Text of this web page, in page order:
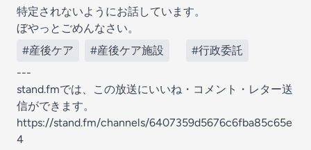
特定されないようにお話しています。
ぼやっとごめんなさい。
#産後ケア
#産後ケア施設
#行政委託
---
stand.fmでは、この放送にいいね・コメント・レター送
信ができます。
https://stand.fm/channels/6407359d5676c6fba85c65e
4